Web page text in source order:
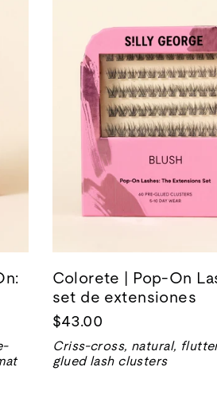
Colorete | Pop-On
set de extensiones
$43.00
Criss-cross, natural,
glued lash clusters